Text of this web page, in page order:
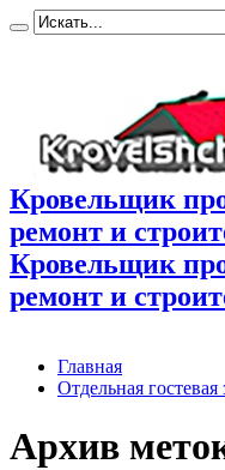
Кровельщик
ремонт и
Кровельщик
ремонт и
Главная
Отдельная гостевая
Архив